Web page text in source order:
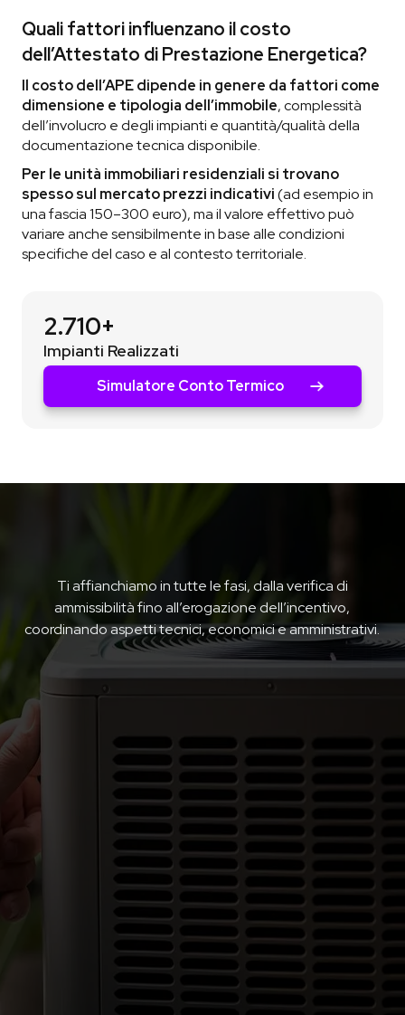
Quali fattori influenzano il costo
dell’Attestato di Prestazione Energetica?
Il costo dell’APE dipende in genere da fattori come
dimensione e tipologia dell’immobile, complessità
dell’involucro e degli impianti e quantità/qualità della
documentazione tecnica disponibile.
Per le unità immobiliari residenziali si trovano
spesso sul mercato prezzi indicativi(ad esempio in
una fascia 150–300 euro), ma il valore effettivo può
variare anche sensibilmente in base alle condizioni
specifiche del caso e al contesto territoriale.
2.710+
Impianti Realizzati
Simulatore Conto Termico
Ti affianchiamo in tutte le fasi, dalla verifica di
ammissibilità fino all’erogazione dell’incentivo,
coordinando aspetti tecnici, economici e amministrativi.
Verifichiamo se l’intervento proposto rispetta i requisiti
tecnici e normativi del Conto Termico 3.0.
2. Simulazione tecnico-economica
Elaboriamo una stima dettagliata dell’incentivo
ottenibile, dei risparmi energetici e dei benefici